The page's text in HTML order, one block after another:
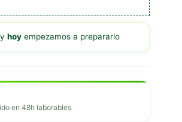
y hoy empezamos a prepararlo
en 48h laborables